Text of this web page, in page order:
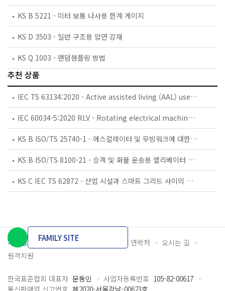
KS B 5221 - 미터 보통 나사용 한계 게이지
KS D 3503 - 일반 구조용 압연 강재
KS Q 1003 - 랜덤샘플링 방법
추천 상품
IEC TS 63134:2020 - Active assisted living (AAL) use cases
IEC 60034-5:2020 RLV - Rotating electrical machines - Part 5: Degrees of protection provided by the integral design of rotating electrical machines (IP code) - Classification
KS B ISO/TS 25740-1 - 에스컬레이터 및 무빙워크에 대한 안전요건 — 제1부: 세계공통 필수 안전요건(GESRs)
KS B ISO/TS 8100-21 - 승객 및 화물 운송용 엘리베이터 —제21부: 세계공통 필수안전요건(GESRs)을 충족하는 세계공통 안전 파라미터(GSPs)
KS C IEC TS 62872 - 산업 시설과 스마트 그리드 사이의 산업 공정 측정, 제어 및 자동화 시스템 인터페이스
개인정보처리방침 이용약관 담당자 연락처
오시는 길
원격지원
FAMILY SITE
한국표준협회 대표자 문동민 사업자등록번호 105-82-00617
통신판매업 신고번호 제2020-서울강남-00623호